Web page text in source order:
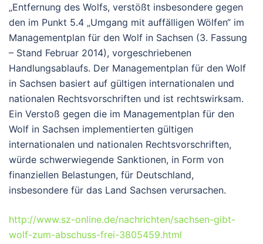
„Entfernung des Wolfs, verstößt insbesondere gegen
den im Punkt 5.4 „Umgang mit auffälligen Wölfen“ im
Managementplan für den Wolf in Sachsen (3. Fassung
– Stand Februar 2014), vorgeschriebenen
Handlungsablaufs. Der Managementplan für den Wolf
in Sachsen basiert auf gültigen internationalen und
nationalen Rechtsvorschriften und ist rechtswirksam.
Ein Verstoß gegen die im Managementplan für den
Wolf in Sachsen implementierten gültigen
internationalen und nationalen Rechtsvorschriften,
würde schwerwiegende Sanktionen, in Form von
finanziellen Belastungen, für Deutschland,
insbesondere für das Land Sachsen verursachen.
http://www.sz-online.de/nachrichten/sachsen-gibt-
wolf-zum-abschuss-frei-3805459.html